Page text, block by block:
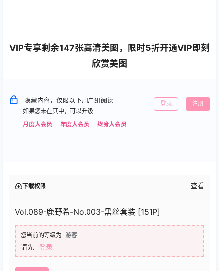
VIP专享剩余147张高清美图，限时5折开通VIP即刻
欣赏美图
隐藏内容，仅限以下用户组阅读
如果您未在其中，可以升级
月度大会员
年度大会员 终身大会员
登录 注册
下载权限 查看
Vol.089-鹿野希-No.003-黑丝套装 [151P]
您当前的等级为 游客
请先 登录